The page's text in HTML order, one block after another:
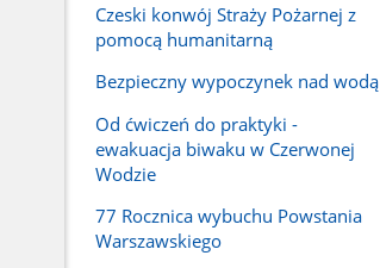
Czeski konwój Straży Pożarnej z
pomocą humanitarną
Bezpieczny wypoczynek nad wodą
Od ćwiczeń do praktyki -
ewakuacja biwaku w Czerwonej
Wodzie
77 Rocznica wybuchu Powstania
Warszawskiego